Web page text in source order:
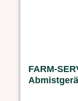
FARM-